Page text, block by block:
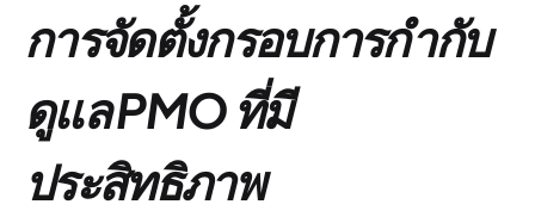
การจัดตั้งกรอบการกำกับ
ดูแล PMO ที่มี
ประสิทธิภาพ